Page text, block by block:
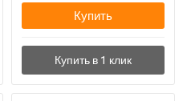
Купить